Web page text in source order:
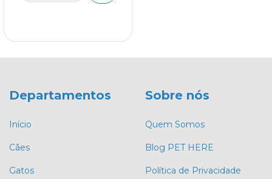
Departamentos
Início
Cães
Gatos
Sobre nós
Quem Somos
Blog PET HERE
Política de Privacidade